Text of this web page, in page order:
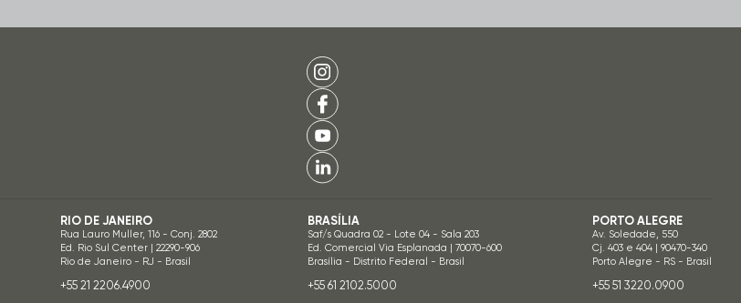
RIO DE JANEIRO
Rua Lauro Muller, 116 - Conj. 2802
Ed. Rio Sul Center | 22290-906
Rio de Janeiro - RJ - Brasil
+55 21 2206.4900
BRASÍLIA
Saf/s Quadra 02 - Lote 04 - Sala 203
Ed. Comercial Via Esplanada | 70070-600
Brasília - Distrito Federal - Brasil
+55 61 2102.5000
PORTO ALEGRE
Av. Soledade, 550
Cj. 403 e 404 | 90470-340
Porto Alegre - RS - Brasil
+55 51 3220.0900